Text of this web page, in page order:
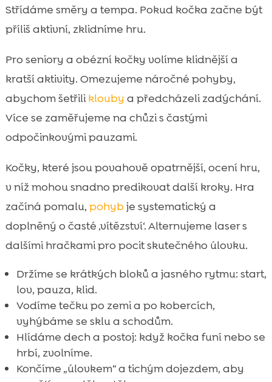
Střídáme směry a tempa. Pokud kočka začne být
příliš aktivní, zklidníme hru.
Pro seniory a obézní kočky volíme klidnější a
kratší aktivity. Omezujeme náročné pohyby,
abychom šetřiliklouby a předcházeli zadýchání.
Více se zaměřujeme na chůzi s častými
odpočinkovými pauzami.
Kočky, které jsou povahově opatrnější, ocení hru,
v níž mohou snadno predikovat další kroky. Hra
začíná pomalu, pohybje systematický a
doplněný o časté ‚vítězství‘. Alternujeme laser s
dalšími hračkami pro pocit skutečného úlovku.
Držíme se krátkých bloků a jasného rytmu: start,
lov, pauza, klid.
Vodíme tečku po zemi a po kobercích,
vyhýbáme se sklu a schodům.
Hlídáme dech a postoj: když kočka funí nebo se
hrbí, zvolníme.
Končíme „úlovkem“ a tichým dojezdem, aby